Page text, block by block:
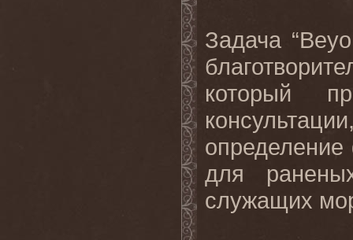
Задача
который
определение
для
служащих